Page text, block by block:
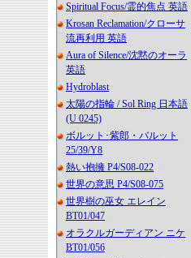
Spiritual Focus/霊的焦点 英語
Krosan Reclamation/クローサ
流再利用 英語
Aura of Silence/沈黙のオーラ
英語
Hydroblast
太陽の指輪 / Sol Ring 日本語
(U 0245)
ボルット･紫郎・バルット
25/39/Y8
熱い抱擁 P4/S08-022
世界の意思 P4/S08-075
世界樹の巫女 エレイン
BT01/047
オラクルガーディアン ニケ
BT01/056